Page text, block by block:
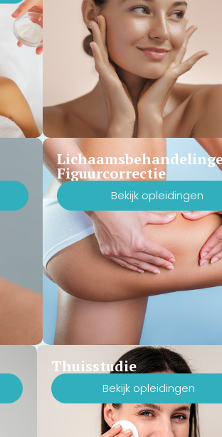
Figuurcorrectie
Bekijk opleidingen
Thuisstudie
Bekijk opleidingen